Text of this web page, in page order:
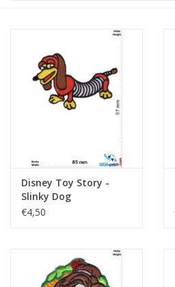
Schlüsselanhänger
Disney Toy Story -
Slinky Dog
€4,50